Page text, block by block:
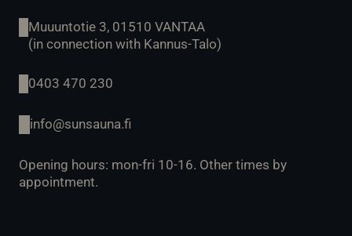
Muuuntotie 3, 01510 VANTAA
(in connection with Kannus-Talo)
0403 470 230
info@sunsauna.fi
Opening hours: mon-fri 10-16. Other times by
appointment.